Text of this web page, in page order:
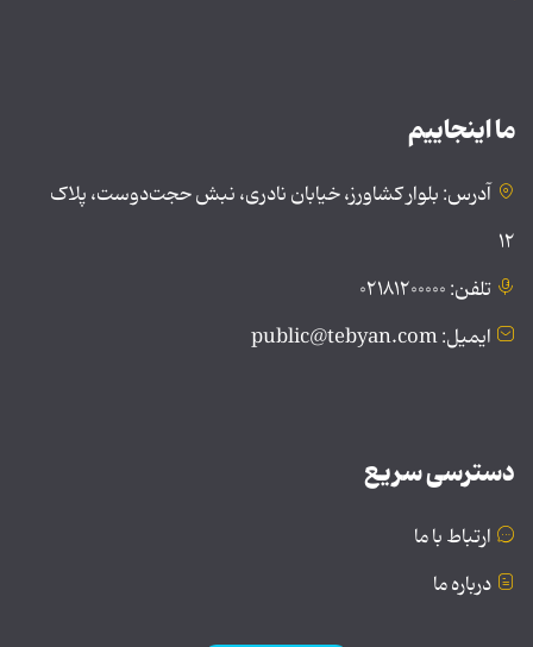
ما اینجاییم
آدرس: بلوار کشاورز، خیابان نادری، نبش حجت‌دوست، پلاک
۱۲
تلفن: ۰۲۱۸۱۲۰۰۰۰۰
ایمیل: public@tebyan.com
دسترسی سریع
ارتباط با ما
درباره ما